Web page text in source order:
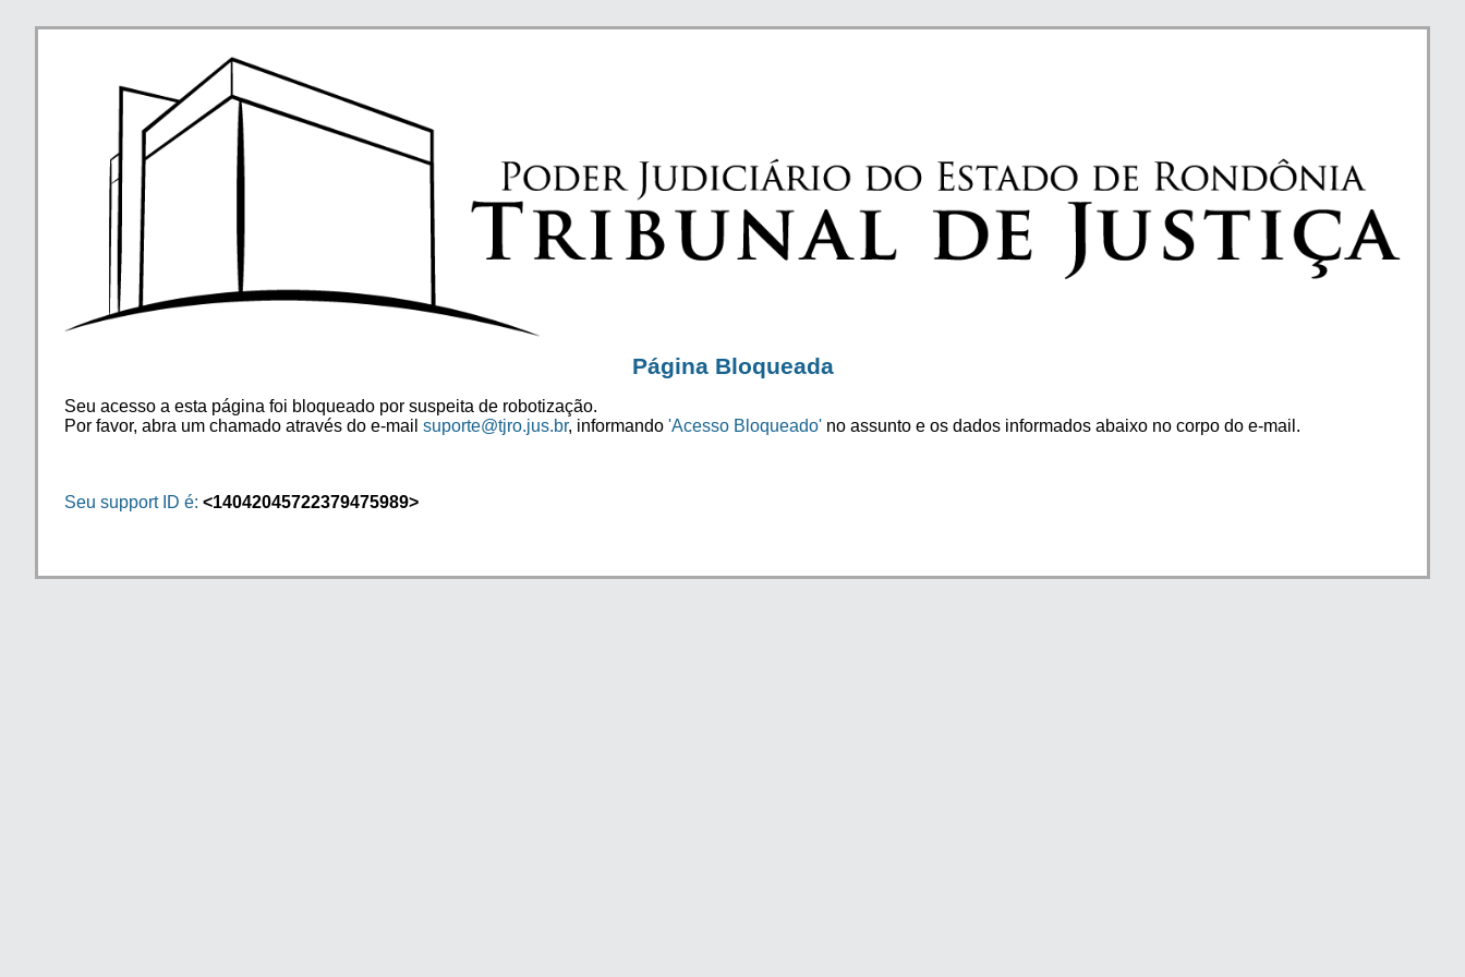
Página Bloqueada
Seu acesso a esta página foi bloqueado por suspeita de robotização.
Por favor, abra um chamado através do e-mail suporte@tjro.jus.br, informando 'Acesso Bloqueado' no assunto e os dados informados abaixo no corpo do e-mail.
Seu support ID é: <14042045722379475989>